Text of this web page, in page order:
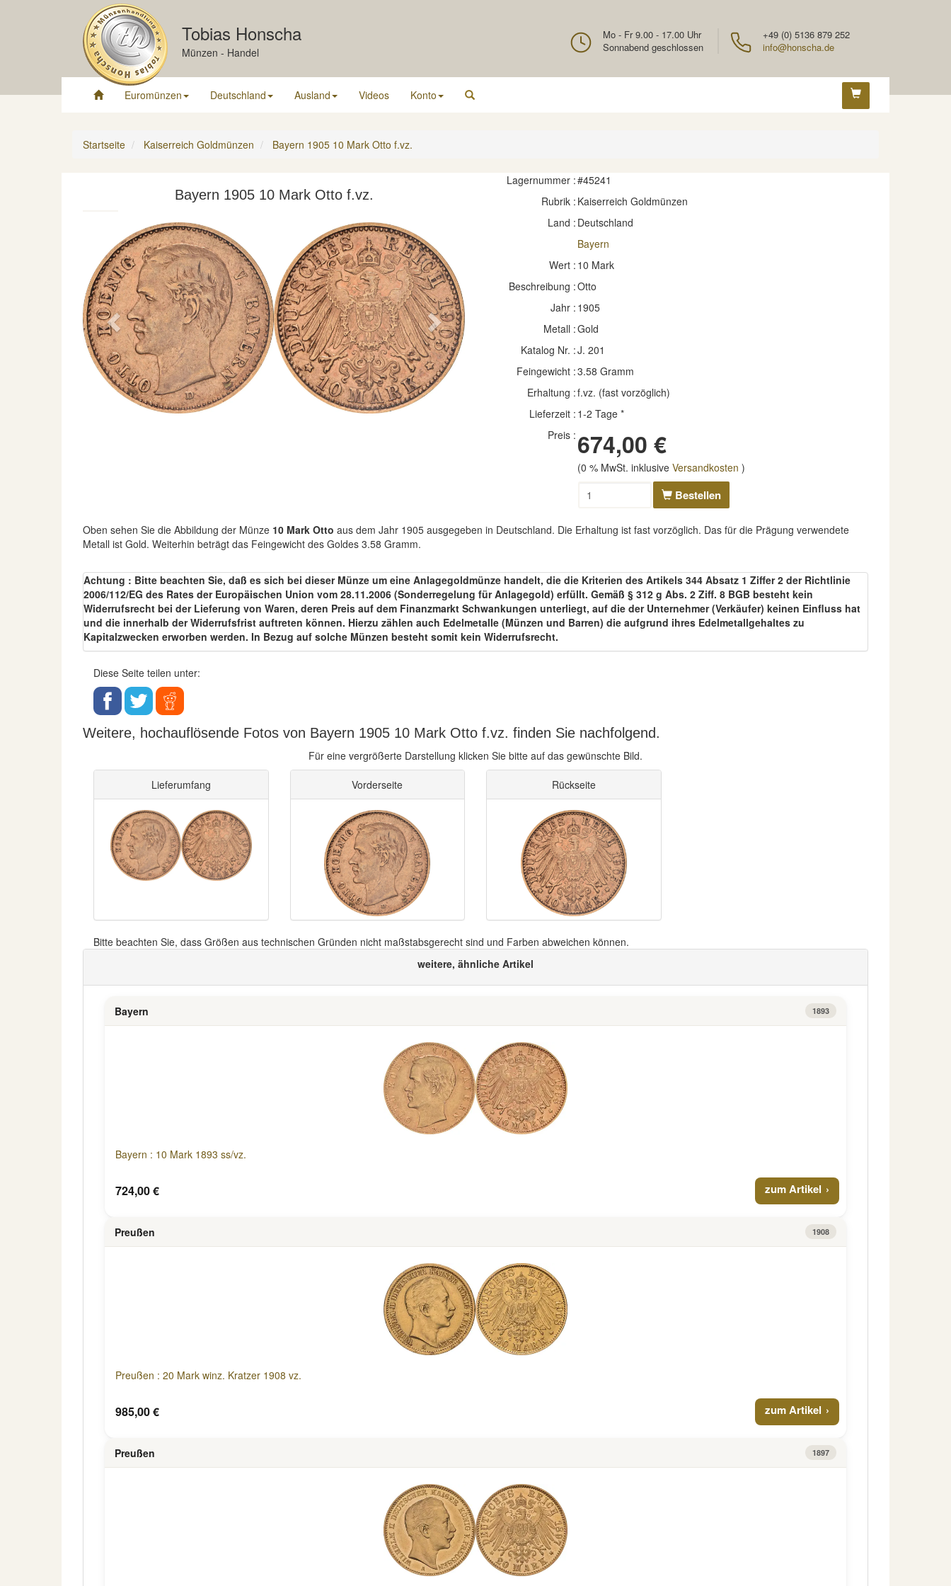
Tobias Honscha
Münzen - Handel
+49 (0) 5136 879 252
info@honscha.de
Mo - Fr 9.00 - 17.00 Uhr
Sonnabend geschlossen
Euromünzen Deutschland Ausland Videos Konto
Startseite Kaiserreich Goldmünzen Bayern 1905 10 Mark Otto f.vz.
Bayern 1905 10 Mark Otto f.vz.
Previous Next
Lagernummer :#45241
Rubrik : Kaiserreich Goldmünzen
Land : Deutschland
Bayern
Wert : 10 Mark
Beschreibung :Otto
Jahr : 1905
Metall :Gold
Katalog Nr. :J. 201
Feingewicht :3.58 Gramm
Erhaltung :f.vz. (fast vorzöglich)
Lieferzeit : 1-2 Tage *
Preis : 674,00 €
(0 % MwSt. inklusive Versandkosten )
Bestellen
Oben sehen Sie die Abbildung der Münze 10 Mark Otto aus dem Jahr 1905 ausgegeben in Deutschland. Die Erhaltung ist fast vorzöglich. Das für die Prägung verwendete
Metall ist Gold. Weiterhin beträgt das Feingewicht des Goldes 3.58 Gramm.
Achtung : Bitte beachten Sie, daß es sich bei dieser Münze um eine Anlagegoldmünze handelt, die die Kriterien des Artikels 344 Absatz 1 Ziffer 2 der Richtlinie
2006/112/EG des Rates der Europäischen Union vom 28.11.2006 (Sonderregelung für Anlagegold) erfüllt. Gemäß § 312 g Abs. 2 Ziff. 8 BGB besteht kein
Widerrufsrecht bei der Lieferung von Waren, deren Preis auf dem Finanzmarkt Schwankungen unterliegt, auf die der Unternehmer (Verkäufer) keinen Einfluss hat
und die innerhalb der Widerrufsfrist auftreten können. Hierzu zählen auch Edelmetalle (Münzen und Barren) die aufgrund ihres Edelmetallgehaltes zu
Kapitalzwecken erworben werden. In Bezug auf solche Münzen besteht somit kein Widerrufsrecht.
Diese Seite teilen unter:
Weitere, hochauflösende Fotos von Bayern 1905 10 Mark Otto f.vz. finden Sie nachfolgend.
Für eine vergrößerte Darstellung klicken Sie bitte auf das gewünschte Bild.
Lieferumfang Vorderseite Rückseite
Bitte beachten Sie, dass Größen aus technischen Gründen nicht maßstabsgerecht sind und Farben abweichen können.
weitere, ähnliche Artikel
Bayern 1893
Bayern : 10 Mark 1893 ss/vz.
724,00 € zum Artikel
Preußen 1908
Preußen : 20 Mark winz. Kratzer 1908 vz.
985,00 € zum Artikel
Preußen 1897